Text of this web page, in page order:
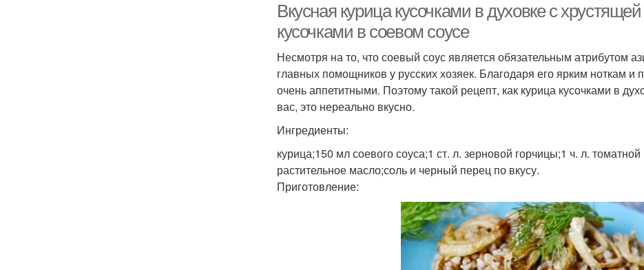
Вкусная курица кусочками в духовке с
кусочками в соевом соусе
Несмотря на то, что соевый соус является обязательным атрибутом
главных помощников у русских хозяек. Благодаря его ярким ноткам и
очень аппетитными. Поэтому такой рецепт, как курица кусочками в
вас, это нереально вкусно.
Ингредиенты:
курица;150 мл соевого соуса;1 ст. л. зерновой горчицы;1 ч. л.
растительное масло;соль и черный перец по вкусу.
Приготовление: